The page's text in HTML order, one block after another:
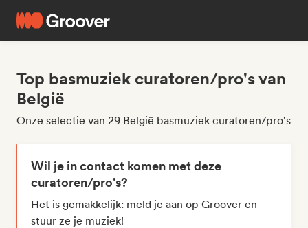
Top basmuziek curatoren/pro's van
België
Onze selectie van 29 België basmuziek curatoren/pro's
Wil je in contact komen met deze
curatoren/pro's?
Het is gemakkelijk: meld je aan op Groover en
stuur ze je muziek!